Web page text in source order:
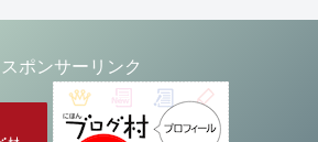
スポンサーリンク